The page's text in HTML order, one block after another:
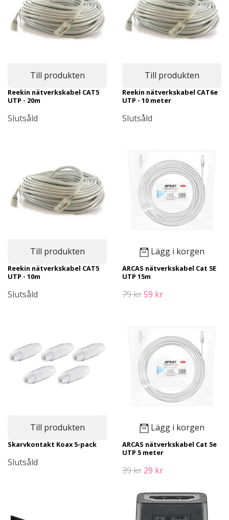
Till produkten
Reekin nätverkskabel CAT5
UTP - 20m
Slutsåld
Till produkten
Reekin nätverkskabel CAT6e
UTP - 10 meter
Slutsåld
Till produkten
Reekin nätverkskabel CAT5
UTP - 10m
Slutsåld
Lägg i korgen
ARCAS nätverkskabel Cat 5E
UTP 15m
79 kr59 kr
Till produkten
Skarvkontakt Koax 5-pack
Slutsåld
Lägg i korgen
ARCAS nätverkskabel Cat 5e
UTP 5 meter
39 kr 29 kr